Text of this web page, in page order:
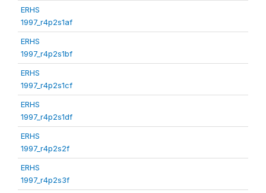
ERHS
1997_r4p2s1af
ERHS
1997_r4p2s1bf
ERHS
1997_r4p2s1cf
ERHS
1997_r4p2s1df
ERHS
1997_r4p2s2f
ERHS
1997_r4p2s3f